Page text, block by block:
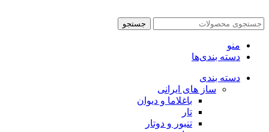
جستجو
منو
دسته بندی‌ها
دسته بندی
ساز های ایرانی
باغلاما و دیوان
تار
تنبور و دوتار